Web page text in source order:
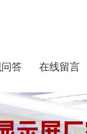
答 在线留言